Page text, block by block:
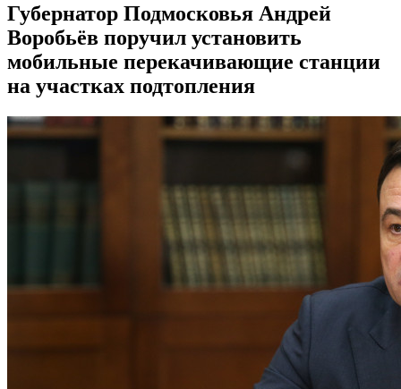
Губернатор Подмосковья Андрей
Воробьёв поручил установить
мобильные перекачивающие станции
на участках подтопления